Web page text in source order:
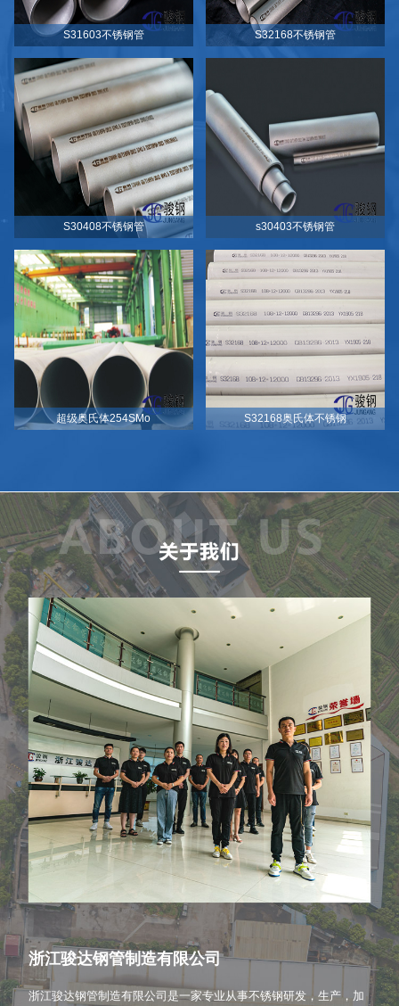
S31603不锈钢管 S32168不锈钢管
S30408不锈钢管 s30403不锈钢管
超级奥氏体254SMo S32168奥氏体不锈钢
浙江骏达钢管制造有限公司
浙江骏达钢管制造有限公司是一家专业从事不锈钢研发，生产，加